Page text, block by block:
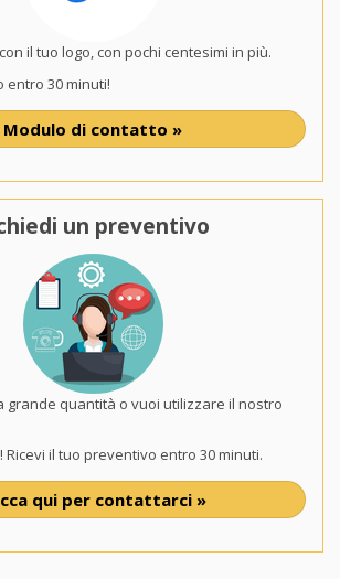
il tuo logo, con pochi centesimi in più.
entro 30 minuti!
Modulo di contatto »
un preventivo
grande quantità o vuoi utilizzare il nostro
il tuo preventivo entro 30 minuti.
qui per contattarci »